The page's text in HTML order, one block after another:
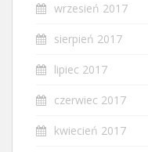
wrzesień 2017
sierpień 2017
lipiec 2017
czerwiec 2017
kwiecień 2017